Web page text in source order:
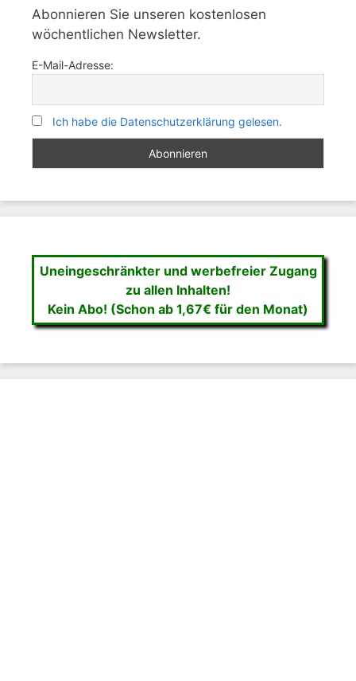
Abonnieren Sie unseren kostenlosen
wöchentlichen Newsletter.
E-Mail-Adresse:
Ich habe die Datenschutzerklärung gelesen.
Uneingeschränkter und werbefreier Zugang
zu allen Inhalten!
Kein Abo! (Schon ab 1,67€ für den Monat)